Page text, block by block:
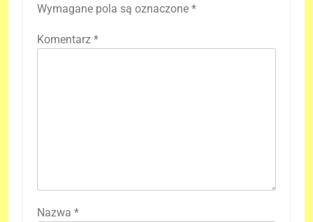
Wymagane pola są oznaczone *
Komentarz *
Nazwa *